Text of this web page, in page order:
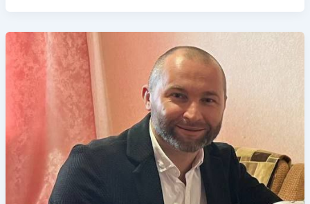
обіймав
керівну
посаду
в
окупаційній
адміністрації